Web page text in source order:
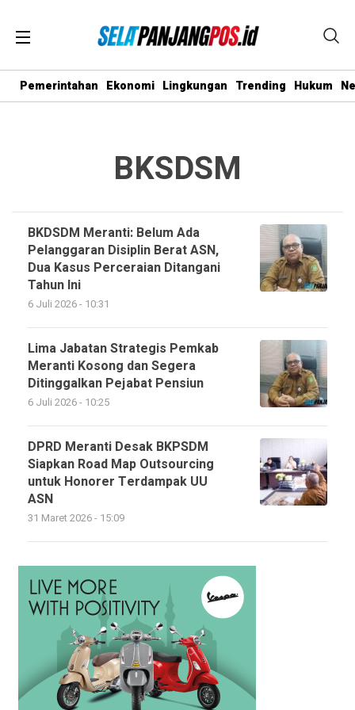
Pemerintahan Ekonomi Lingkungan Trending Hukum
BKSDSM
BKDSDM Meranti: Belum Ada
Pelanggaran Disiplin Berat ASN,
Dua Kasus Perceraian Ditangani
Tahun Ini
6 Juli 2026 - 10:31
Lima Jabatan Strategis Pemkab
Meranti Kosong dan Segera
Ditinggalkan Pejabat Pensiun
6 Juli 2026 - 10:25
DPRD Meranti Desak BKPSDM
Siapkan Road Map Outsourcing
untuk Honorer Terdampak UU
ASN
31 Maret 2026 - 15:09